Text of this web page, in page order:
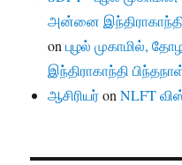
அன்னை இந்திராகாந்தி
onபுழல் முகாமில்,
இந்திராகாந்தி
ஆசிரியர்onNLFT